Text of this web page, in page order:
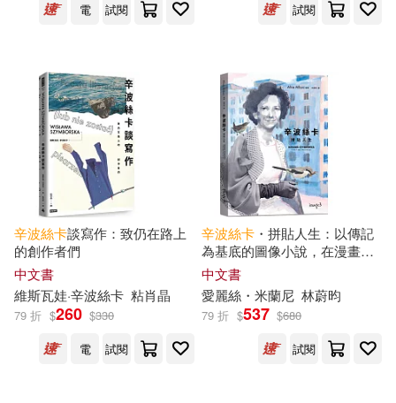
大塊文化(1) 臉譜(1)
配送方式 (可複選)
可超商取貨(7) 可海外宅配(7)
可港澳店取(7)
可新加坡店取(7)
可菲律賓店取(7)
電 試閱 試閱
辛波絲卡談寫作：致仍在路上
的創作者們
中文書
維斯瓦娃·辛波絲卡 粘肖晶
79 折 $260 $330
電
試閱
辛波絲卡 ・拼貼人生：以傳記
為基底的圖像小說，在漫畫中
拾取詩意的片刻
中文書
愛麗絲・米蘭尼 林蔚昀
79 折 $537 $680
試閱